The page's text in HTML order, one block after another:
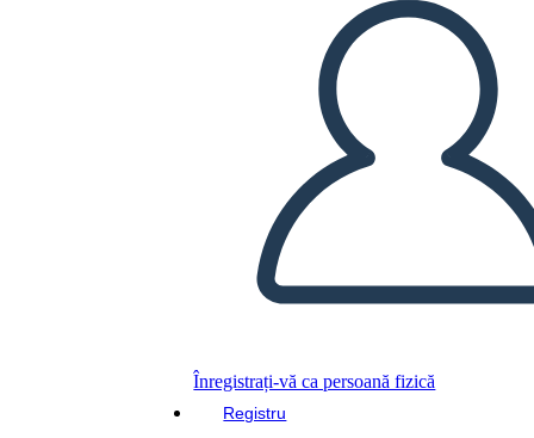
Înregistrați-vă ca persoană fizică
Registru
REDAȚI PREZENTAREA DE DIAPOZITIVE
CITESTE-MI